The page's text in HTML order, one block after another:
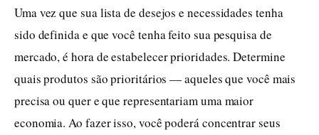
Uma vez que sua lista de desejos e necessidades tenha
sido definida e que você tenha feito sua pesquisa de
mercado, é hora de estabelecer prioridades. Determine
quais produtos são prioritários — aqueles que você mais
precisa ou quer e que representariam uma maior
economia. Ao fazer isso, você poderá concentrar seus